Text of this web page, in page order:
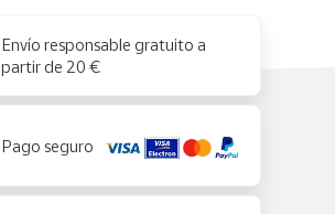
Envío responsable gratuito a
partir de 20 €
Pago seguro